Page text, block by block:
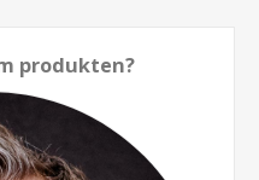
produkten?